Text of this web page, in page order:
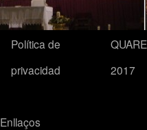
Política de
privacidad
2017
Enllaços